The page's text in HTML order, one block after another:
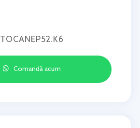
TOCANEP52.K6
Comandă acum